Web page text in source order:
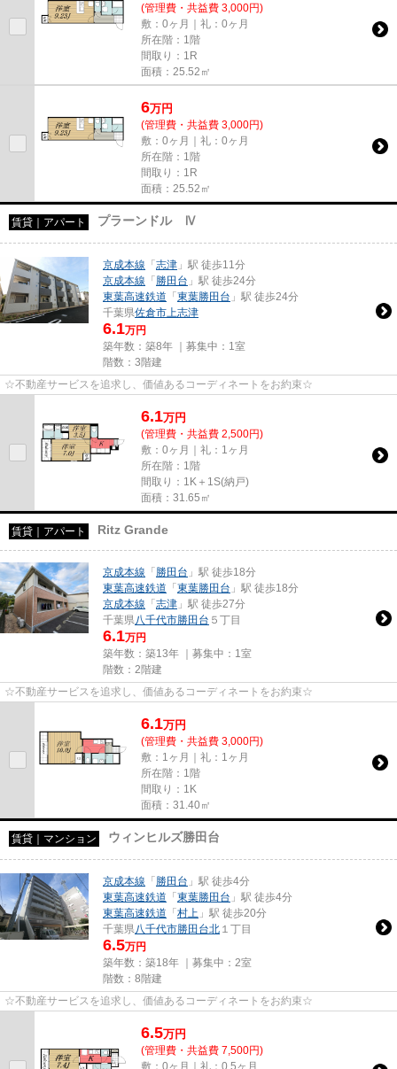
(管理費・共益費 3,000円)
敷：0ヶ月｜礼：0ヶ月
所在階：1階
間取り：1R
面積：25.52㎡
6万円
(管理費・共益費 3,000円)
敷：0ヶ月｜礼：0ヶ月
所在階：1階
間取り：1R
面積：25.52㎡
賃貸｜アパート プラーンドル Ⅳ
京成本線 「志津 」駅 徒歩11分
京成本線 「勝田台 」駅 徒歩24分
東葉高速鉄道 「東葉勝田台 」駅 徒歩24分
千葉県佐倉市 上志津
6.1万円
築年数：築8年 ｜募集中： 1室
階数：3階建
☆不動産サービスを追求し、価値あるコーディネートをお約束☆
6.1万円
(管理費・共益費 2,500円)
敷：0ヶ月｜礼：1ヶ月
所在階：1階
間取り：1K＋1S(納戸)
面積：31.65㎡
賃貸｜アパート Ritz Grande
京成本線 「勝田台 」駅 徒歩18分
東葉高速鉄道 「東葉勝田台 」駅 徒歩18分
京成本線 「志津 」駅 徒歩27分
千葉県 八千代市勝田台 ５丁目
6.1万円
築年数：築13年 ｜募集中： 1室
階数：2階建
☆不動産サービスを追求し、価値あるコーディネートをお約束☆
6.1万円
(管理費・共益費 3,000円)
敷：1ヶ月｜礼：1ヶ月
所在階：1階
間取り：1K
面積：31.40㎡
賃貸｜マンション ウィンヒルズ勝田台
京成本線 「勝田台 」駅 徒歩4分
東葉高速鉄道 「東葉勝田台 」駅 徒歩4分
東葉高速鉄道 「村上 」駅 徒歩20分
千葉県 八千代市勝田台北 １丁目
6.5万円
築年数：築18年 ｜募集中： 2室
階数：8階建
☆不動産サービスを追求し、価値あるコーディネートをお約束☆
6.5万円
(管理費・共益費 7,500円)
敷：0ヶ月｜礼：0.5ヶ月